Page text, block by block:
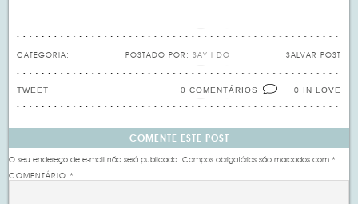
CATEGORIA: SALVAR POST
POSTADO POR: SAY I DO
0 IN LOVE
0 COMENTÁRIOS
TWEET
COMENTE ESTE POST
O seu endereço de e-mail não será publicado. Campos obrigatórios são marcados com*
COMENTÁRIO*